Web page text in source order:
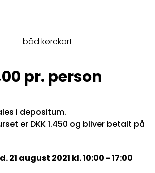
pr. person
i depositum.
er DKK 1.450 og bliver betalt på
21 august 2021 kl. 10:00 - 17:00